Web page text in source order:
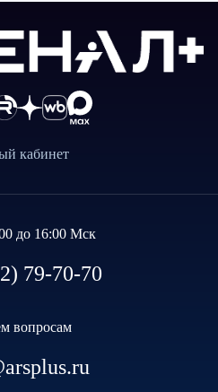
кабинет
до 16:00 Мск
79-70-70
вопросам